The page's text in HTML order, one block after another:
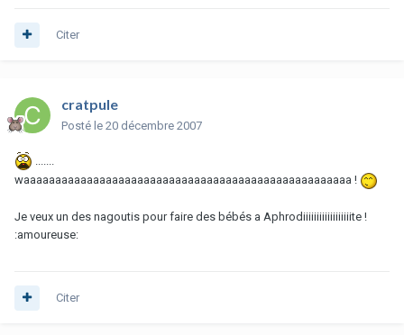
Citer
cratpule
Posté le 20 décembre 2007
.......
waaaaaaaaaaaaaaaaaaaaaaaaaaaaaaaaaaaaaaaaaaaaaaaaaaaa !
Je veux un des nagoutis pour faire des bébés a Aphrodiiiiiiiiiiiiiiiiiite !
:amoureuse:
Citer